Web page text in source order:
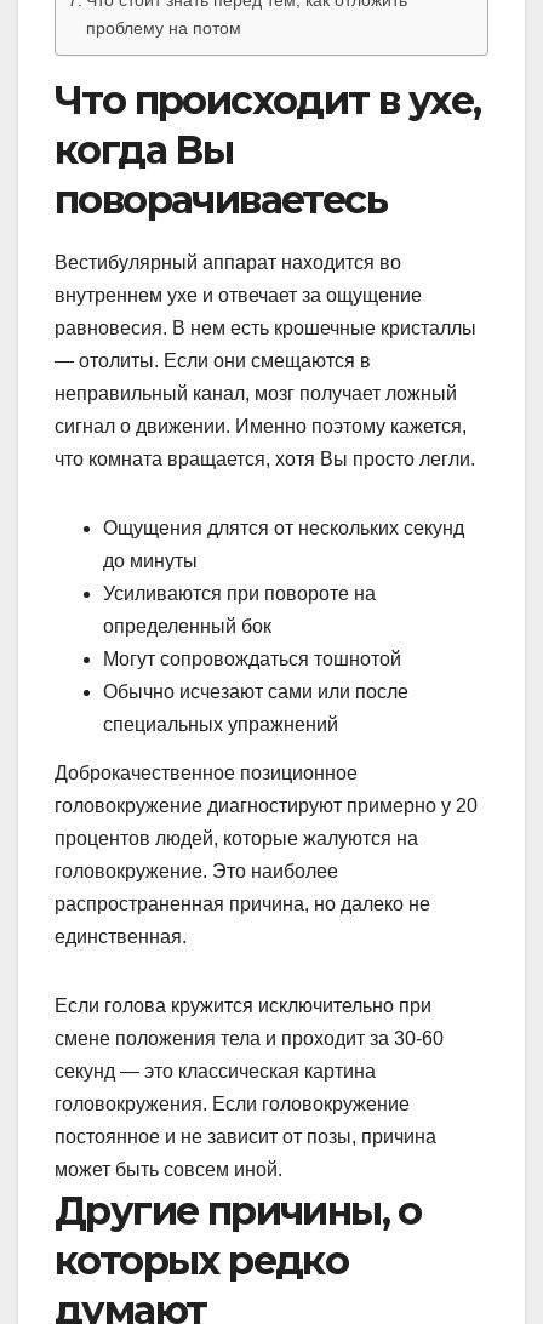
проблему на потом
Что происходит в ухе,
когда Вы
поворачиваетесь
Вестибулярный аппарат находится во
внутреннем ухе и отвечает за ощущение
равновесия. В нем есть крошечные кристаллы
— отолиты. Если они смещаются в
неправильный канал, мозг получает ложный
сигнал о движении. Именно поэтому кажется,
что комната вращается, хотя Вы просто легли.
Ощущения длятся от нескольких секунд
до минуты
Усиливаются при повороте на
определенный бок
Могут сопровождаться тошнотой
Обычно исчезают сами или после
специальных упражнений
Доброкачественное позиционное
головокружение диагностируют примерно у 20
процентов людей, которые жалуются на
головокружение. Это наиболее
распространенная причина, но далеко не
единственная.
Если голова кружится исключительно при
смене положения тела и проходит за 30-60
секунд — это классическая картина
головокружения. Если головокружение
постоянное и не зависит от позы, причина
может быть совсем иной.
Другие причины, о
которых редко
думают